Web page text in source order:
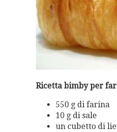
Ricetta bimby per
550 g di farina
10 g di sale
un cubetto di